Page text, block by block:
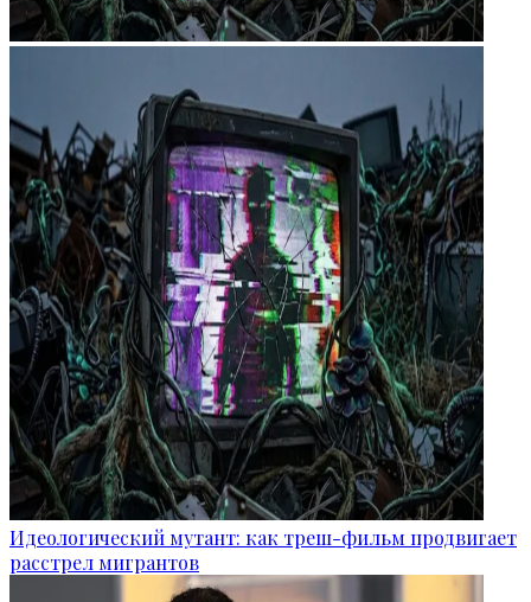
Идеологический мутант: как треш-фильм продвигает
расстрел мигрантов